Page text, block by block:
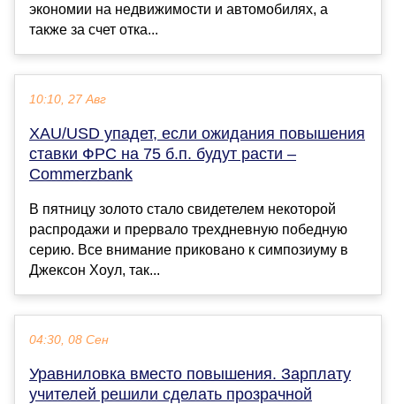
экономии на недвижимости и автомобилях, а
также за счет отка...
10:10, 27 Авг
XAU/USD упадет, если ожидания повышения
ставки ФРС на 75 б.п. будут расти –
Commerzbank
В пятницу золото стало свидетелем некоторой
распродажи и прервало трехдневную победную
серию. Все внимание приковано к симпозиуму в
Джексон Хоул, так...
04:30, 08 Сен
Уравниловка вместо повышения. Зарплату
учителей решили сделать прозрачной